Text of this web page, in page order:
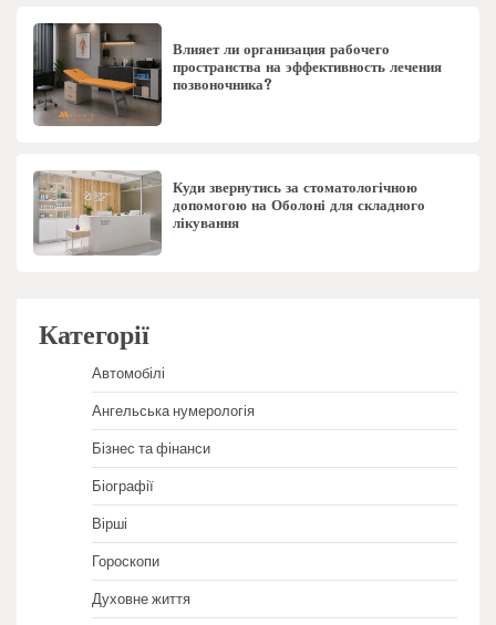
Влияет ли организация рабочего
пространства на эффективность лечения
позвоночника?
Куди звернутись за стоматологічною
допомогою на Оболоні для складного
лікування
Категорії
Автомобілі
Ангельська нумерологія
Бізнес та фінанси
Біографії
Вірші
Гороскопи
Духовне життя